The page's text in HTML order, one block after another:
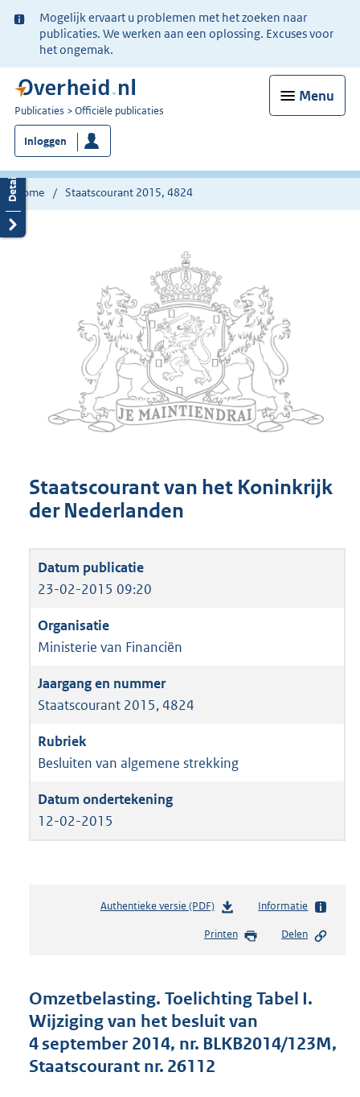
Ter
informatie:
Mogelijk ervaart u problemen met het zoeken naar
publicaties. We werken aan een oplossing. Excuses voor
het ongemak.
Menu
U
bent
nu
hier:
Publicaties Officiële publicaties
Inloggen
Home Staatscourant 2015, 4824
Staatscourant van het Koninkrijk
der Nederlanden
23-02-2015 09:20
Ministerie van Financiën
Staatscourant 2015, 4824
Besluiten van algemene strekking
12-02-2015
Authentieke versie (PDF)b
s
n
d
s
g
o
Informatie
Printen Delen
Omzetbelasting. Toelichting Tabel I.
Wijziging van het besluit van
4 september 2014, nr. BLKB2014/123M,
Staatscourant nr. 26112